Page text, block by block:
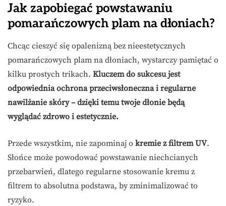
Jak zapobiegać powstawaniu
pomarańczowych plam na dłoniach?
Chcąc cieszyć się opalenizną bez nieestetycznych
pomarańczowych plam na dłoniach, wystarczy pamiętać o
kilku prostych trikach. Kluczem do sukcesu jest
odpowiednia ochrona przeciwsłoneczna i regularne
nawilżanie skóry – dzięki temu twoje dłonie będą
wyglądać zdrowo i estetycznie.
Przede wszystkim, nie zapominaj o kremie z filtrem UV.
Słońce może powodować powstawanie niechcianych
przebarwień, dlatego regularne stosowanie kremu z
filtrem to absolutna podstawa, by zminimalizować to
ryzyko.